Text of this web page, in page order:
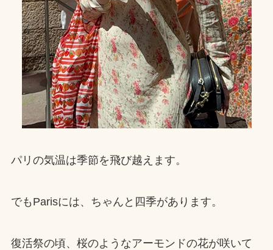
パリの気温は季節を飛び越えます。
でもParisには、ちゃんと四季があります。
復活祭の頃、桜のようなアーモンドの花が咲いて